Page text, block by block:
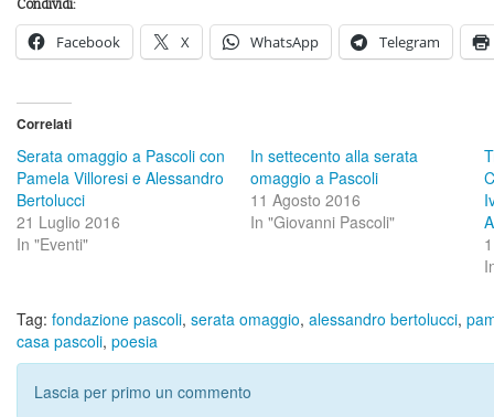
Condividi:
Facebook X WhatsApp Telegram
Correlati
Serata omaggio a Pascoli con
Pamela Villoresi e Alessandro
Bertolucci
21 Luglio 2016
In "Eventi"
In settecento alla serata
omaggio a Pascoli
11 Agosto 2016
In "Giovanni Pascoli"
Tag: fondazione pascoli, serata omaggio, alessandro bertolucci,
casa pascoli, poesia
Lascia per primo un commento